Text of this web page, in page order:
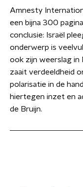
Amnesty
een bijna 300
conclusie: Israël
onderwerp is
ook zijn weerslag in
zaait verdeeldheid
polarisatie in de
hiertegen inzet en
de Bruijn.